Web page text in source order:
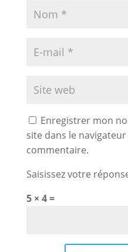
Enregistrer mon
site dans le
commentaire.
Saisissez votre
5 × 4 =